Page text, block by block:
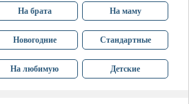
На брата На маму
Новогодние Стандартные
На любимую Детские